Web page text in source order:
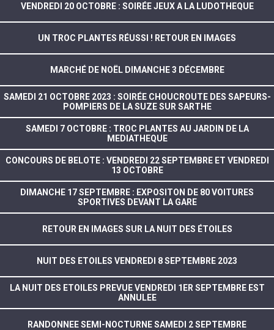
VENDREDI 20 OCTOBRE : SOIRÉE JEUX A LA LUDOTHEQUE
UN TROC PLANTES RÉUSSI ! RETOUR EN IMAGES
MARCHÉ DE NOËL DIMANCHE 3 DÉCEMBRE
SAMEDI 21 OCTOBRE 2023 : SOIRÉE CHOUCROUTE DES SAPEURS-
POMPIERS DE LA SUZE SUR SARTHE
SAMEDI 7 OCTOBRE : TROC PLANTES AU JARDIN DE LA
MEDIATHEQUE
CONCOURS DE BELOTE : VENDREDI 22 SEPTEMBRE ET VENDREDI
13 OCTOBRE
DIMANCHE 17 SEPTEMBRE : EXPOSITON DE 80 VOITURES
SPORTIVES DEVANT LA GARE
RETOUR EN IMAGES SUR LA NUIT DES ÉTOILES
NUIT DES ETOILES VENDREDI 8 SEPTEMBRE 2023
LA NUIT DES ETOILES PREVUE VENDREDI 1ER SEPTEMBRE EST
ANNULEE
RANDONNEE SEMI-NOCTURNE SAMEDI 2 SEPTEMBRE